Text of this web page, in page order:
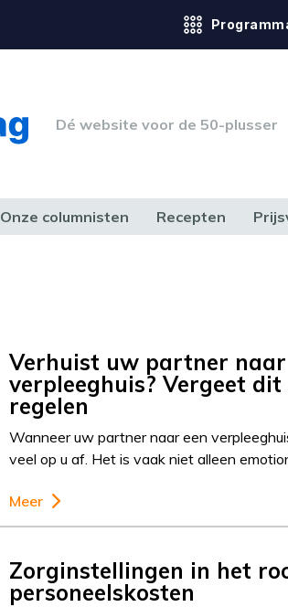
Dé website voor de 50-plusser
Onze columnisten Recepten
Verhuist uw partner naar
verpleeghuis? Vergeet
regelen
Wanneer uw partner naar een
veel op u af. Het is vaak niet alleen
Meer
Zorginstellingen in het
personeelskosten